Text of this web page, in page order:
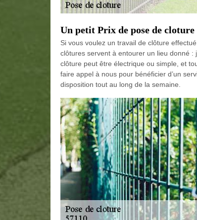
Un petit Prix de pose de cloture
Si vous voulez un travail de clôture
clôtures servent à entourer un lieu donné
clôture peut être électrique ou simple, et
faire appel à nous pour bénéficier d’un
disposition tout au long de la semaine.